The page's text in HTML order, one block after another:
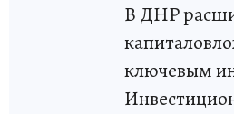
В ДНР
ключевым